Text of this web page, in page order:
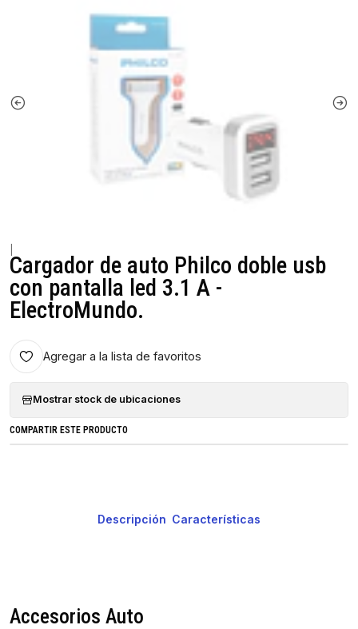
Cargador de auto Philco doble usb
con pantalla led 3.1 A -
ElectroMundo.
Agregar a la lista de favoritos
Mostrar stock de ubicaciones
COMPARTIR ESTE PRODUCTO
Descripción Características
Accesorios Auto